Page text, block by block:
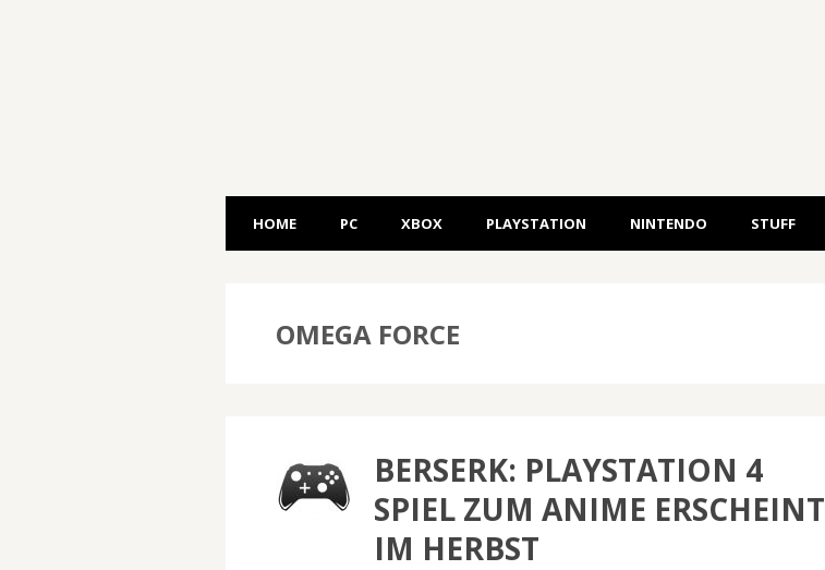
HOME PC XBOX PLAYSTATION NINTENDO STUFF
OMEGA FORCE
BERSERK: PLAYSTATION 4
SPIEL ZUM ANIME ERSCHEINT
IM HERBST